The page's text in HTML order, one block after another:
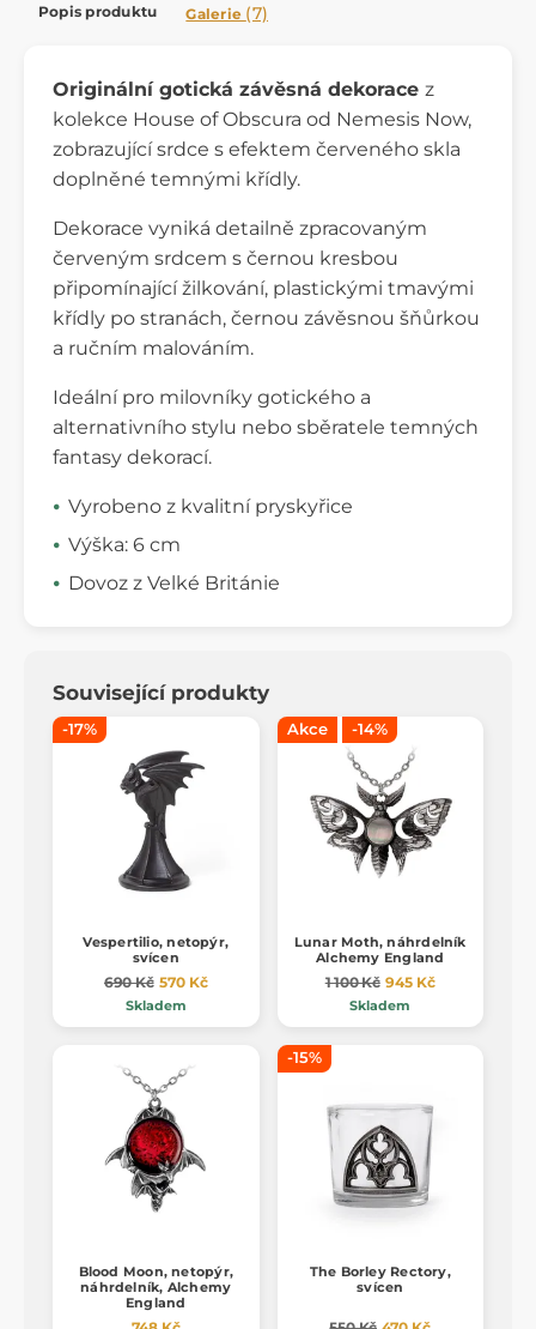
Popis produktu Galerie (7)
Originální gotická závěsná dekorace z
kolekce House of Obscura od Nemesis Now,
zobrazující srdce s efektem červeného skla
doplněné temnými křídly.
Dekorace vyniká detailně zpracovaným
červeným srdcem s černou kresbou
připomínající žilkování, plastickými tmavými
křídly po stranách, černou závěsnou šňůrkou
a ručním malováním.
Ideální pro milovníky gotického a
alternativního stylu nebo sběratele temných
fantasy dekorací.
Vyrobeno z kvalitní pryskyřice
Výška: 6 cm
Dovoz z Velké Británie
Související produkty
-17%
Vespertilio, netopýr,
svícen
690 Kč 570 Kč
Skladem
Akce -14%
Lunar Moth, náhrdelník
Alchemy England
1 100 Kč 945 Kč
Skladem
Blood Moon, netopýr,
náhrdelník, Alchemy
England
-15%
The Borley Rectory,
svícen